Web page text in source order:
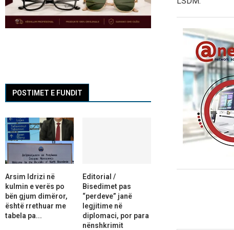
POSTIMET E FUNDIT
Arsim Idrizi në
kulmin e verës po
bën gjum dimëror,
është rrethuar me
tabela pa...
Editorial /
Bisedimet pas
“perdeve” janë
legjitime në
diplomaci, por para
nënshkrimit